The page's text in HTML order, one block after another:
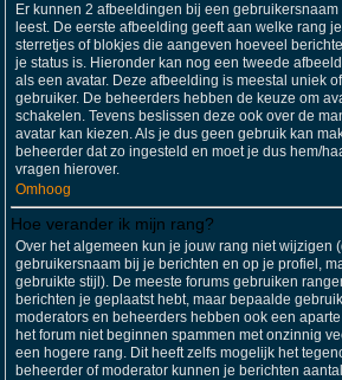
Er kunnen 2 afbeeldingen bij een
leest. De eerste afbeelding geeft aan welke rang
sterretjes of blokjes die aangeven hoeveel
je status is. Hieronder kan nog een tweede
als een avatar. Deze afbeelding is meestal uniek
gebruiker. De beheerders hebben de keuze om
schakelen. Tevens beslissen deze ook over de
avatar kan kiezen. Als je dus geen gebruik kan
beheerder dat zo ingesteld en moet je dus hem/
vragen hierover.
Omhoog
Hoe verander ik mijn rang?
Over het algemeen kun je jouw rang niet wijzigen
gebruikersnaam bij je berichten en op je profiel,
gebruikte stijl). De meeste forums gebruiken
berichten je geplaatst hebt, maar bepaalde
moderators en beheerders hebben ook een
het forum niet beginnen spammen met onzinnig
een hogere rang. Dit heeft zelfs mogelijk het
beheerder of moderator kunnen je berichten